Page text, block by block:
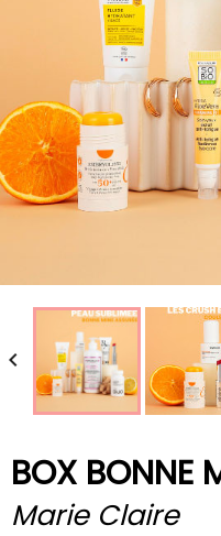

BOX BONNE
Marie Claire